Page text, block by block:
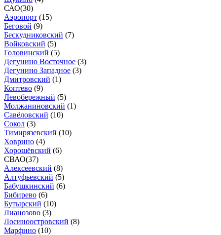
САО(30)
Аэропорт (15)
Беговой (9)
Бескудниковский (7)
Войковский (5)
Головинский (5)
Дегунино Восточное (3)
Дегунино Западное (3)
Дмитровский (1)
Коптево (9)
Левобережный (5)
Молжаниновский (1)
Савёловский (10)
Сокол (3)
Тимирязевский (10)
Ховрино (4)
Хорошёвский (6)
СВАО(37)
Алексеевский (8)
Алтуфьевский (5)
Бабушкинский (6)
Бибирево (6)
Бутырский (10)
Лианозово (3)
Лосиноостровский (8)
Марфино (10)